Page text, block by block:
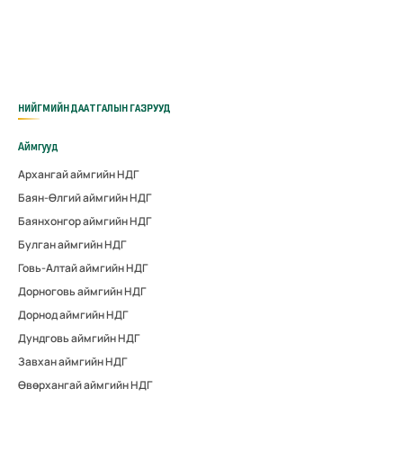
НИЙГМИЙН ДААТГАЛЫН ГАЗРУУД
Аймгууд
Архангай аймгийн НДГ
Баян-Өлгий аймгийн НДГ
Баянхонгор аймгийн НДГ
Булган аймгийн НДГ
Говь-Алтай аймгийн НДГ
Дорноговь аймгийн НДГ
Дорнод аймгийн НДГ
Дундговь аймгийн НДГ
Завхан аймгийн НДГ
Өвөрхангай аймгийн НДГ